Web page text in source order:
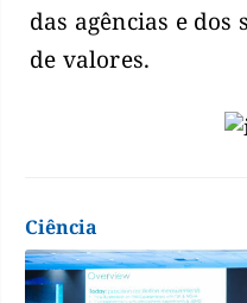
das agências e
de valores.
Ciência